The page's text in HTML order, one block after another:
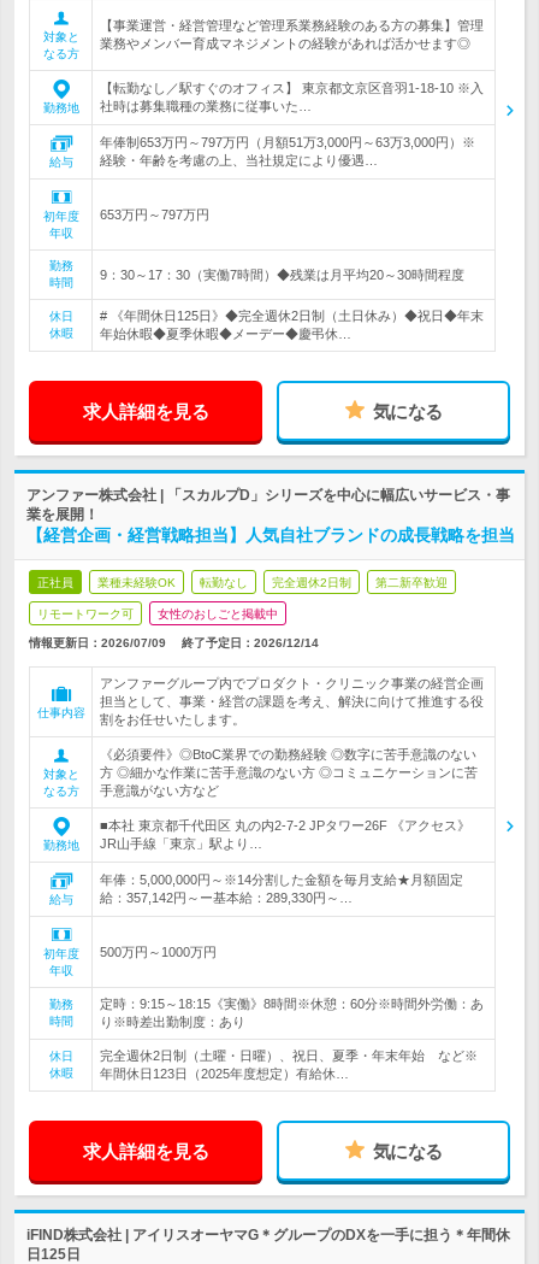
対象と
なる方
【事業運営・経営管理など管理系業務経験のある方の募集】管理
業務やメンバー育成マネジメントの経験があれば活かせます◎
勤務地
【転勤なし／駅すぐのオフィス】 東京都文京区音羽1-18-10 ※入
社時は募集職種の業務に従事いた…
給与
年俸制653万円～797万円（月額51万3,000円～63万3,000円）※
経験・年齢を考慮の上、当社規定により優遇…
初年度
年収
653万円～797万円
勤務
時間
9：30～17：30（実働7時間）◆残業は月平均20～30時間程度
休日
休暇
# 《年間休日125日》◆完全週休2日制（土日休み）◆祝日◆年末
年始休暇◆夏季休暇◆メーデー◆慶弔休…
求人詳細を見る 気になる
アンファー株式会社 | 「スカルプD」シリーズを中心に幅広いサービス・事
業を展開！
【経営企画・経営戦略担当】人気自社ブランドの成長戦略を担当
正社員 業種未経験OK 転勤なし 完全週休2日制 第二新卒歓迎
リモートワーク可 女性のおしごと掲載中
情報更新日：2026/07/09 終了予定日： 2026/12/14
仕事内容
アンファーグループ内でプロダクト・クリニック事業の経営企画
担当として、事業・経営の課題を考え、解決に向けて推進する役
割をお任せいたします。
対象と
なる方
《必須要件》◎BtoC業界での勤務経験 ◎数字に苦手意識のない
方 ◎細かな作業に苦手意識のない方 ◎コミュニケーションに苦
手意識がない方など
勤務地
■本社 東京都千代田区 丸の内2-7-2 JPタワー26F 《アクセス》
JR山手線「東京」駅より…
給与
年俸：5,000,000円～※14分割した金額を毎月支給★月額固定
給：357,142円～ー基本給：289,330円～…
初年度
年収
500万円～1000万円
勤務
時間
定時：9:15～18:15《実働》8時間※休憩：60分※時間外労働：あ
り※時差出勤制度：あり
休日
休暇
完全週休2日制（土曜・日曜）、祝日、夏季・年末年始 など※
年間休日123日（2025年度想定）有給休…
求人詳細を見る 気になる
iFIND株式会社 | アイリスオーヤマG＊グループのDXを一手に担う＊年間休
日125日